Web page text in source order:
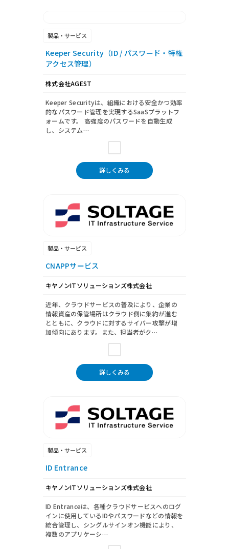
製品・サービス
Keeper Security（ID / パスワード・特権
アクセス管理）
株式会社AGEST
Keeper Securityは、組織における安全かつ効率
的なパスワード管理を実現するSaaSプラットフ
ォームです。 高強度のパスワードを自動生成
し、システム…
詳しくみる
製品・サービス
CNAPPサービス
キヤノンITソリューションズ株式会社
近年、クラウドサービスの普及により、企業の
情報資産の保管場所はクラウド側に集約が進む
とともに、クラウドに対するサイバー攻撃が増
加傾向にあります。また、担当者がク…
詳しくみる
製品・サービス
ID Entrance
キヤノンITソリューションズ株式会社
ID Entranceは、各種クラウドサービスへのログ
インに使用しているIDやパスワードなどの情報を
統合管理し、シングルサインオン機能により、
複数のアプリケーシ…